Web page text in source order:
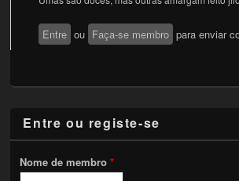
Entre ou Faça-se membro para enviar
Entre ou registe-se
Nome de membro*